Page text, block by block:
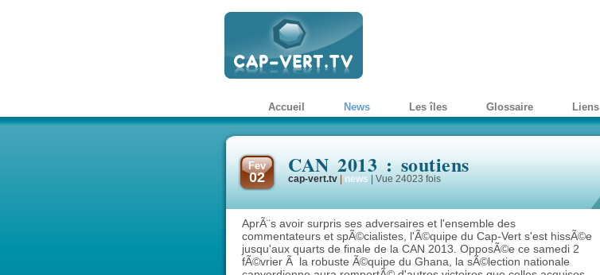
Accueil News Les îles Glossaire Liens
Fev
02 CAN 2013 : soutiens
cap-vert.tv news Vue 24023 fois
AprÃ¨s avoir surpris ses adversaires et l'ensemble des
commentateurs et spÃ©cialistes, l'Ã©quipe du Cap-Vert s'est hissÃ©e
jusqu'aux quarts de finale de la CAN 2013. OpposÃ©e ce samedi 2
fÃ©vrier Ã la robuste Ã©quipe du Ghana, la sÃ©lection nationale